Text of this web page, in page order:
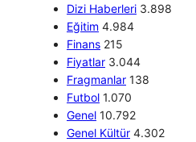
Dizi Haberleri 3.898
Eğitim 4.984
Finans 215
Fiyatlar 3.044
Fragmanlar 138
Futbol 1.070
Genel 10.792
Genel Kültür 4.302